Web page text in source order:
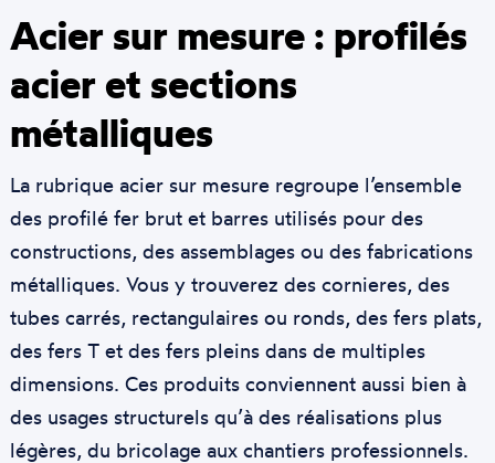
Acier sur mesure : profilés
acier et sections
métalliques
La rubrique acier sur mesure regroupe l’ensemble
des profilé fer brut et barres utilisés pour des
constructions, des assemblages ou des fabrications
métalliques. Vous y trouverez des cornieres, des
tubes carrés, rectangulaires ou ronds, des fers plats,
des fers T et des fers pleins dans de multiples
dimensions. Ces produits conviennent aussi bien à
des usages structurels qu’à des réalisations plus
légères, du bricolage aux chantiers professionnels.